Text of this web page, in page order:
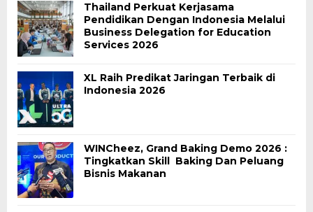
Thailand Perkuat Kerjasama
Pendidikan Dengan Indonesia Melalui
Business Delegation for Education
Services 2026
XL Raih Predikat Jaringan Terbaik di
Indonesia 2026
WINCheez, Grand Baking Demo 2026 :
Tingkatkan Skill Baking Dan Peluang
Bisnis Makanan